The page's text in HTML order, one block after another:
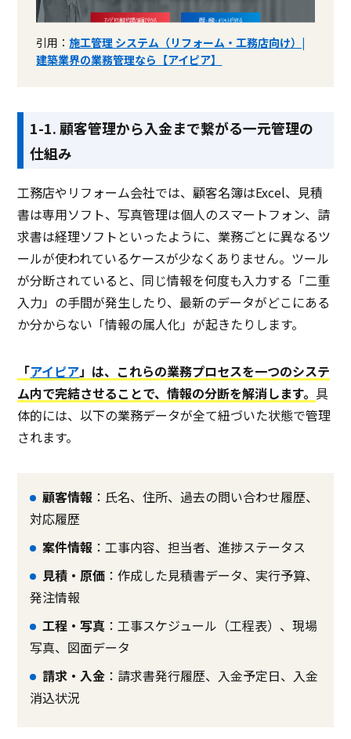
引用：施工管理 システム（リフォーム・工務店向け）|
建築業界の業務管理なら【アイピア】
1-1. 顧客管理から入金まで繋がる一元管理の
仕組み
工務店やリフォーム会社では、顧客名簿はExcel、見積
書は専用ソフト、写真管理は個人のスマートフォン、請
求書は経理ソフトといったように、業務ごとに異なるツ
ールが使われているケースが少なくありません。ツール
が分断されていると、同じ情報を何度も入力する「二重
入力」の手間が発生したり、最新のデータがどこにある
か分からない「情報の属人化」が起きたりします。
「アイピア」は、これらの業務プロセスを一つのシステ
ム内で完結させることで、情報の分断を解消します。 具
体的には、以下の業務データが全て紐づいた状態で管理
されます。
顧客情報 ：氏名、住所、過去の問い合わせ履歴、
対応履歴
案件情報 ：工事内容、担当者、進捗ステータス
見積・原価 ：作成した見積書データ、実行予算、
発注情報
工程・写真 ：工事スケジュール（工程表）、現場
写真、図面データ
請求・入金 ：請求書発行履歴、入金予定日、入金
消込状況